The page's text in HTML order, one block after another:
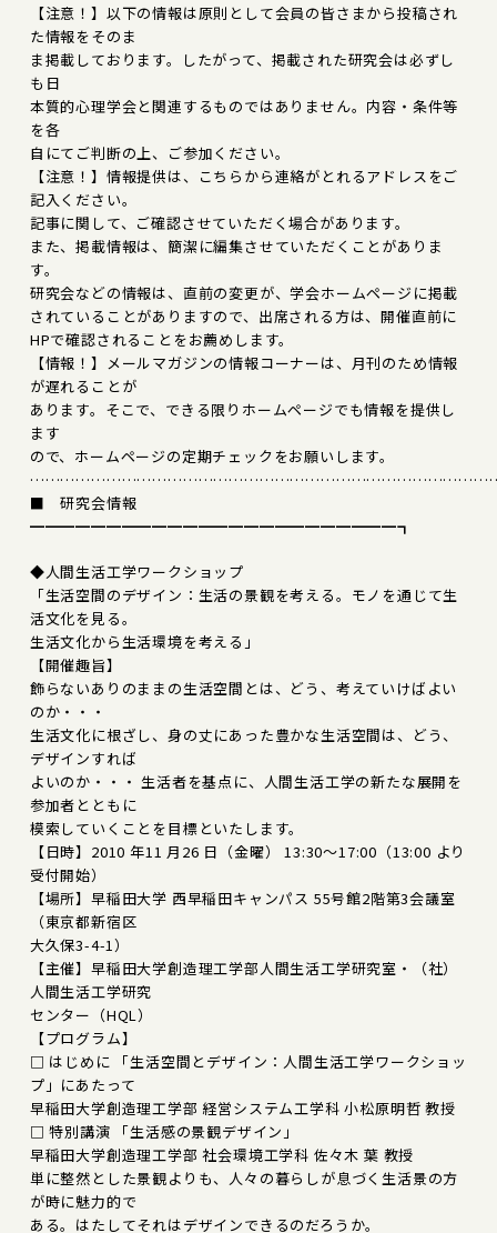
【注意！】以下の情報は原則として会員の皆さまから投稿され
た情報をそのま
ま掲載しております。したがって、掲載された研究会は必ずし
も日
本質的心理学会と関連するものではありません。内容・条件等
を各
自にてご判断の上、ご参加ください。
【注意！】情報提供は、こちらから連絡がとれるアドレスをご
記入ください。
記事に関して、ご確認させていただく場合があります。
また、掲載情報は、簡潔に編集させていただくことがありま
す。
研究会などの情報は、直前の変更が、学会ホームページに掲載
されていることがありますので、出席される方は、開催直前に
HPで確認されることをお薦めします。
【情報！】メールマガジンの情報コーナーは、月刊のため情報
が遅れることが
あります。そこで、できる限りホームページでも情報を提供し
ます
ので、ホームページの定期チェックをお願いします。
■ 研究会情報
━━━━━━━━━━━━━━━━━━━━━━━━┓
◆人間生活工学ワークショップ
「生活空間のデザイン：生活の景観を考える。モノを通じて生
活文化を見る。
生活文化から生活環境を考える」
【開催趣旨】
飾らないありのままの生活空間とは、どう、考えていけばよい
のか・・・
生活文化に根ざし、身の丈にあった豊かな生活空間は、どう、
デザインすれば
よいのか・・・ 生活者を基点に、人間生活工学の新たな展開を
参加者とともに
模索していくことを目標といたします。
【日時】2010 年11 月26 日（金曜） 13:30～17:00（13:00 より
受付開始）
【場所】早稲田大学 西早稲田キャンパス 55号館2階第3会議室
（東京都新宿区
大久保3-4-1）
【主催】早稲田大学創造理工学部人間生活工学研究室・（社）
人間生活工学研究
センター（HQL）
【プログラム】
□ はじめに 「生活空間とデザイン：人間生活工学ワークショッ
プ」にあたって
早稲田大学創造理工学部 経営システム工学科 小松原明哲 教授
□ 特別講演 「生活感の景観デザイン」
早稲田大学創造理工学部 社会環境工学科 佐々木 葉 教授
単に整然とした景観よりも、人々の暮らしが息づく生活景の方
が時に魅力的で
ある。はたしてそれはデザインできるのだろうか。